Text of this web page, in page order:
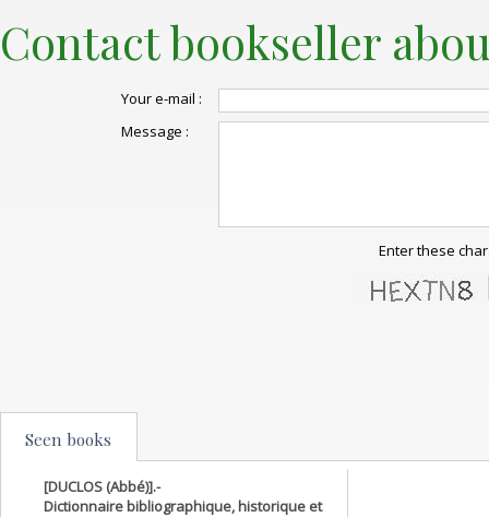
Contact bookseller
Your e-mail :
Message :
Enter these
Seen books
[DUCLOS (Abbé)].-
Dictionnaire bibliographique, historique et